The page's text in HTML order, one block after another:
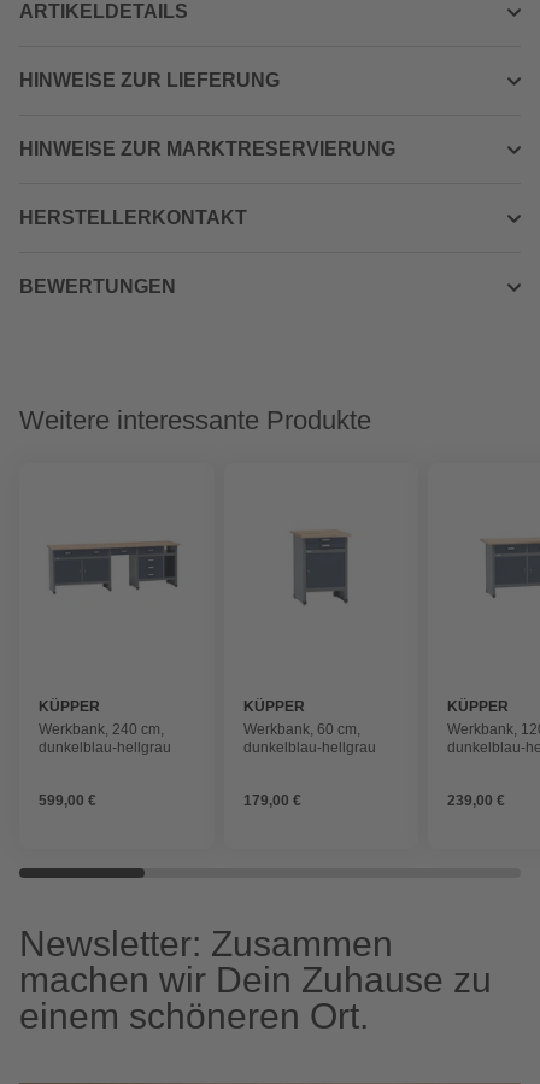
ARTIKELDETAILS
HINWEISE ZUR LIEFERUNG
HINWEISE ZUR MARKTRESERVIERUNG
HERSTELLERKONTAKT
BEWERTUNGEN
Weitere interessante Produkte
KÜPPER
Werkbank, 240 cm,
dunkelblau-hellgrau
599,00 €
KÜPPER
Werkbank, 60 cm,
dunkelblau-hellgrau
179,00 €
KÜPPER
Werkbank,
dunkelblau-
239,00 €
Newsletter: Zusammen
machen wir Dein Zuhause zu
einem schöneren Ort.